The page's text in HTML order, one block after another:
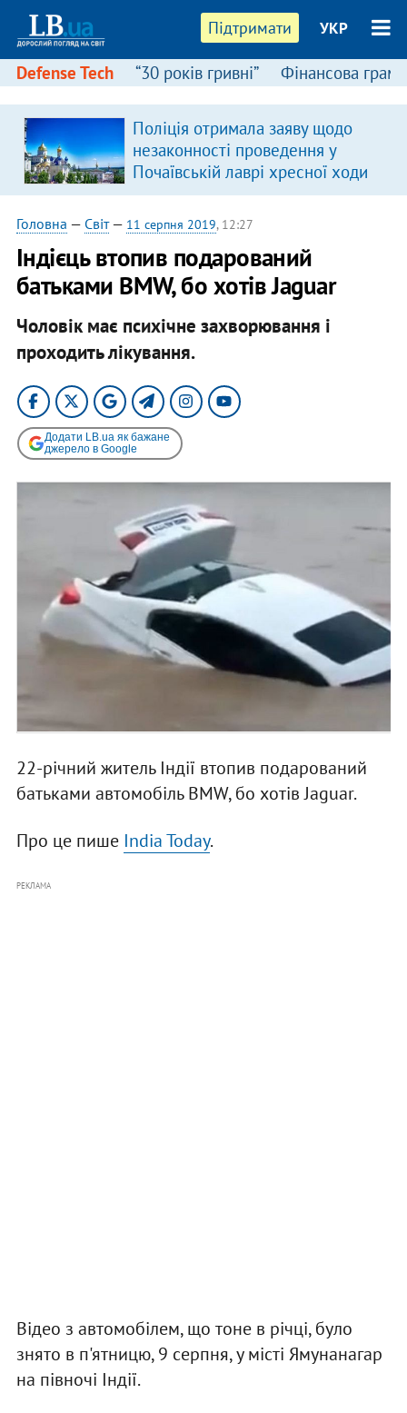
Підтримати УКР
Defense Tech “30 років гривні” Фінансова
Поліція отримала заяву щодо
незаконності проведення у
Почаївській лаврі хресної ходи
Головна — Світ— 11 серпня 2019, 12:27
Індієць втопив подарований
батьками BMW, бо хотів Jaguar
Чоловік має психічне захворювання і
проходить лікування.
Додати LB.ua як бажане
джерело в Google
22-річний житель Індії втопив подарований
батьками автомобіль BMW, бо хотів Jaguar.
Про це пише India Today.
РЕКЛАМА
Відео з автомобілем, що тоне в річці, було
знято в п'ятницю, 9 серпня, у місті Ямунанагар
на півночі Індії.